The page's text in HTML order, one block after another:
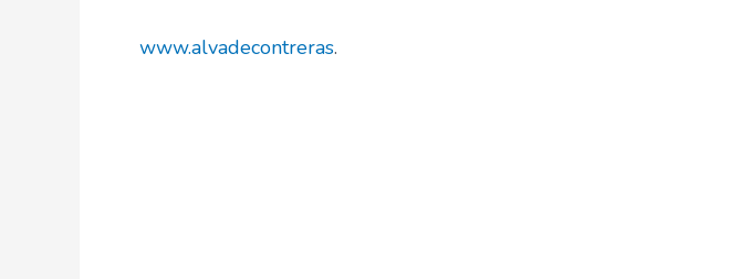
www.alvadecontreras.